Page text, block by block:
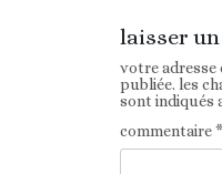
laisser
votre adresse
publiée. les
sont indiqués
commentaire*